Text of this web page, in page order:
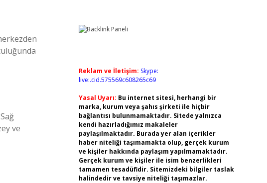
ve
Reklam ve İletişim: Skype:
live:.cid.575569c608265c69
Yasal Uyarı: Bu internet sitesi, herhangi bir
marka, kurum veya şahıs şirketi ile hiçbir
bağlantısı bulunmamaktadır. Sitede yalnızca
kendi hazırladığımız makaleler
paylaşılmaktadır. Burada yer alan içerikler
haber niteliği taşımamakta olup, gerçek kurum
ve kişiler hakkında paylaşım yapılmamaktadır.
Gerçek kurum ve kişiler ile isim benzerlikleri
tamamen tesadüfidir. Sitemizdeki bilgiler taslak
halindedir ve tavsiye niteliği taşımazlar.